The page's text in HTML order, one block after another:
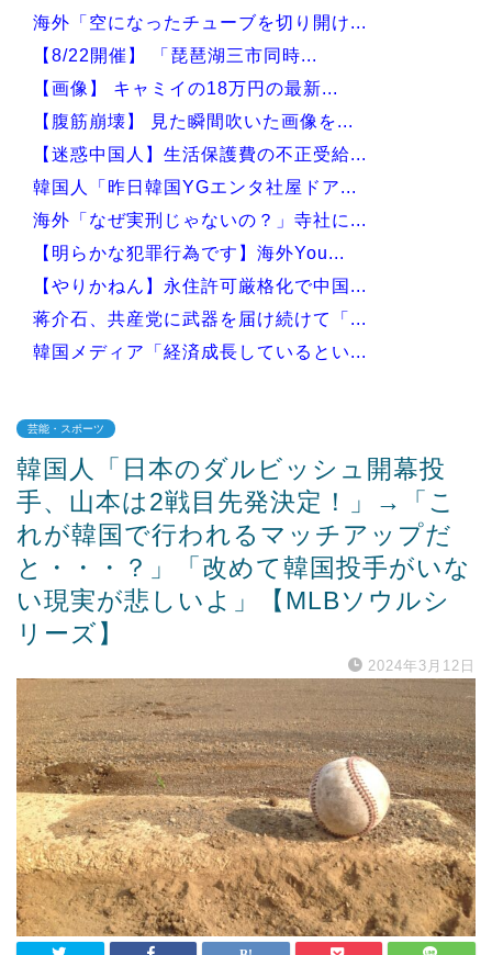
Powered by livedoor 相互RSS
海外「空になったチューブを切り開け...
【8/22開催】 「琵琶湖三市同時...
【画像】 キャミイの18万円の最新...
【腹筋崩壊】 見た瞬間吹いた画像を...
【迷惑中国人】生活保護費の不正受給...
韓国人「昨日韓国YGエンタ社屋ドア...
海外「なぜ実刑じゃないの？」寺社に...
【明らかな犯罪行為です】海外You...
【やりかねん】永住許可厳格化で中国...
蒋介石、共産党に武器を届け続けて「...
韓国メディア「経済成長しているとい...
Powered by livedoor 相互RSS
芸能・スポーツ
韓国人「日本のダルビッシュ開幕投
手、山本は2戦目先発決定！」→「こ
れが韓国で行われるマッチアップだ
と・・・？」「改めて韓国投手がいな
い現実が悲しいよ」【MLBソウルシ
リーズ】
2024年3月12日